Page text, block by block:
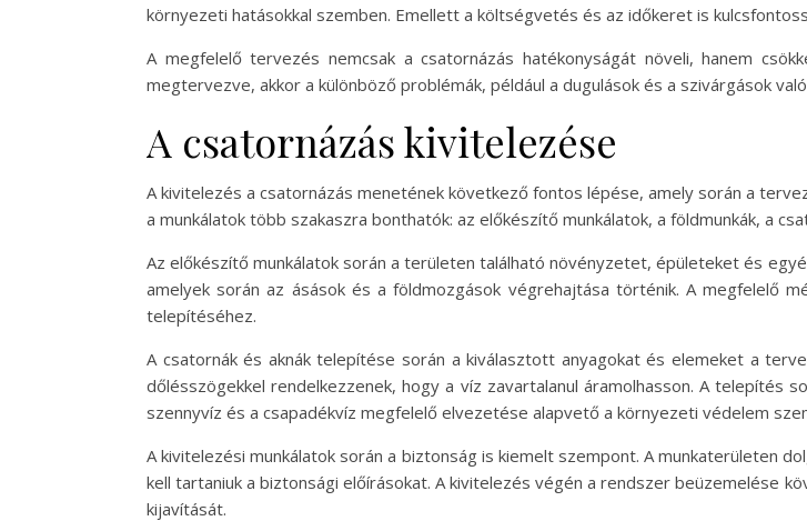
környezeti hatásokkal szemben. Emellett a költségvetés és az időkeret is
A megfelelő tervezés nemcsak a csatornázás hatékonyságát növeli, hanem
megtervezve, akkor a különböző problémák, például a dugulások és a szivárgások
A csatornázás kivitelezése
A kivitelezés a csatornázás menetének következő fontos lépése, amely során a
a munkálatok több szakaszra bonthatók: az előkészítő munkálatok, a földmunkák, a
Az előkészítő munkálatok során a területen található növényzetet, épületeket és
amelyek során az ásások és a földmozgások végrehajtása történik. A megfelelő
telepítéséhez.
A csatornák és aknák telepítése során a kiválasztott anyagokat és elemeket a
dőlésszögekkel rendelkezzenek, hogy a víz zavartalanul áramolhasson. A telepítés
szennyvíz és a csapadékvíz megfelelő elvezetése alapvető a környezeti védelem
A kivitelezési munkálatok során a biztonság is kiemelt szempont. A munkaterületen
kell tartaniuk a biztonsági előírásokat. A kivitelezés végén a rendszer beüzemelése
kijavítását.